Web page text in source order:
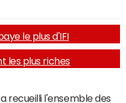
le plus d'IFI
les plus riches
recueilli l'ensemble des